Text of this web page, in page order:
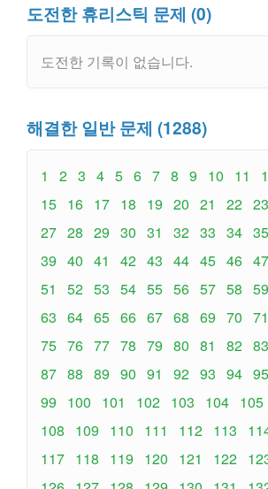
도전한 휴리스틱 문제 (0)
도전한 기록이 없습니다.
해결한 일반 문제 (1288)
1 2 3 4 5 6 7 8 9 10 11
15 16 17 18 19 20 21 22 23
27 28 29 30 31 32 33 34 35
39 40 41 42 43 44 45 46 47
51
52 53 54 55 56 57 58 59
63 64 65 66 67 68 69 70 71
75 76 77 78 79 80 81 82 83
87 88 89 90 91 92 93 94 95
99
100 101 102 103 104 105
108
109 110 111 112 113
117 118 119 120 121 122